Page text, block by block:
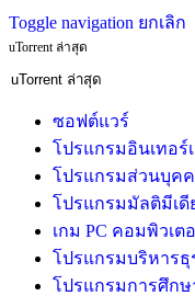
Toggle navigation ยกเลิก
uTorrent ล่าสุด
ซอฟต์แวร์
โปรแกรมอินเทอร์
โปรแกรมส่วนบุค
โปรแกรมมัลติมีเดี
เกม PC คอมพิวเต
โปรแกรมบริหารธุ
โปรแกรมการศึกษ